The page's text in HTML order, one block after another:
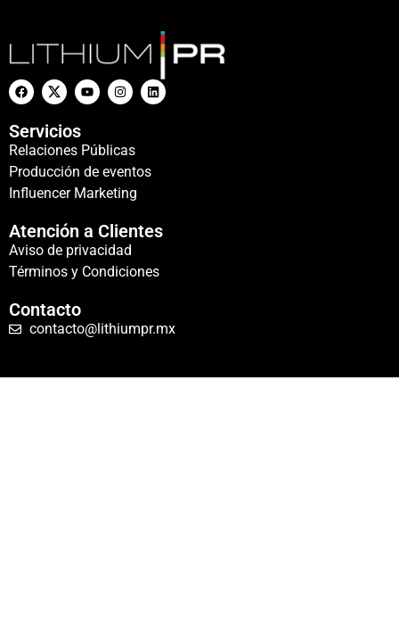
Servicios
Relaciones Públicas
Producción de eventos
Influencer Marketing
Atención a Clientes
Aviso de privacidad
Términos y Condiciones
Contacto
contacto@lithiumpr.mx